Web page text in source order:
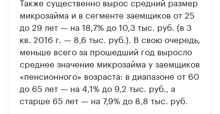
микрозайма и в сегменте заемщиков от 25
до 29 лет — на 18,7% до 10,3 тыс. руб. (в 3
кв. 2016 г. — 8,6 тыс. руб.). В свою очередь,
меньше всего за прошедший год выросло
среднее значение микрозайма у заемщиков
«пенсионного» возраста: в диапазоне от 60
до 65 лет — на 4,1% до 9,2 тыс. руб., а
старше 65 лет — на 7,9% до 8,8 тыс. руб.